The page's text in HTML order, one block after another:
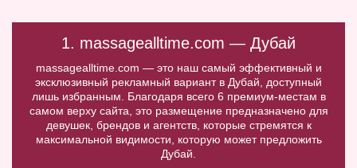
1. massagealltime.com — Дубай
massagealltime.com — это наш самый эффективный и
эксклюзивный рекламный вариант в Дубай, доступный
лишь избранным. Благодаря всего 6 премиум-местам в
самом верху сайта, это размещение предназначено для
девушек, брендов и агентств, которые стремятся к
максимальной видимости, которую может предложить
Дубай.